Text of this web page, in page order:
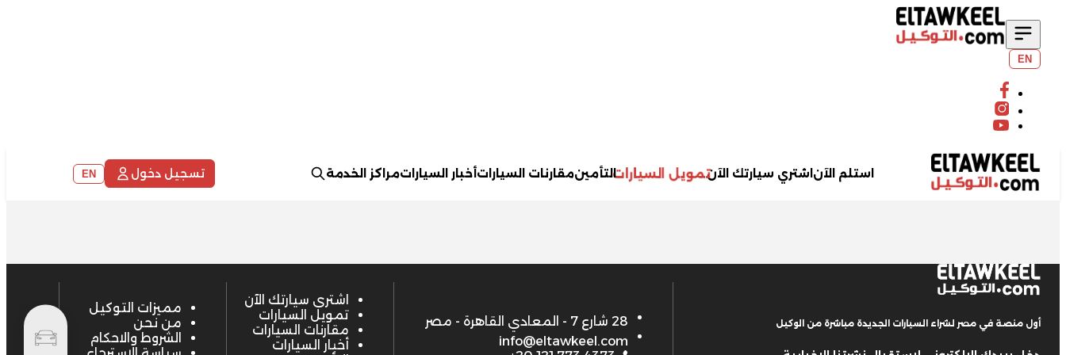
EN
استلم الآن اشتري سيارتك الآنتمويل السياراتالتأمينمقارنات السياراتأخبار السياراتمراكز الخدمة تسجيل دخول EN
ابحث عن سيارتك
أول منصة في مصر لشراء السيارات الجديدة مباشرة من الوكيل
28 شارع 7 - المعادي القاهرة - مصر
info@eltawkeel.com
اشترى سيارتك الآن
تمويل السيارات
مقارنات السيارات
أخبار السيارات
مميزات التوكيل
من نحن
الشروط والاحكام